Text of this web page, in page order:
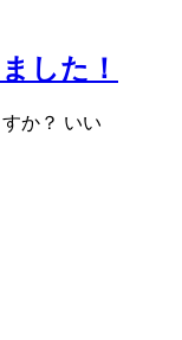
した！
か？ いい